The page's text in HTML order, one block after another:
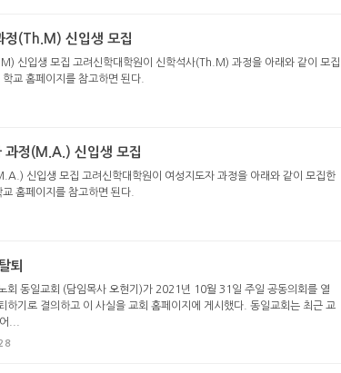
정(Th.M) 신입생 모집
신입생 모집 고려신학대학원이 신학석사(Th.M) 과정을 아래와 같이 모집
교 홈페이지를 참고하면 된다.
과정(M.A.) 신입생 모집
신입생 모집 고려신학대학원이 여성지도자 과정을 아래와 같이 모집한
홈페이지를 참고하면 된다.
퇴
회 동일교회 (담임목사 오현기)가 2021년 10월 31일 주일 공동의회를 열
하기로 결의하고 이 사실을 교회 홈페이지에 게시했다. 동일교회는 최근 교
...